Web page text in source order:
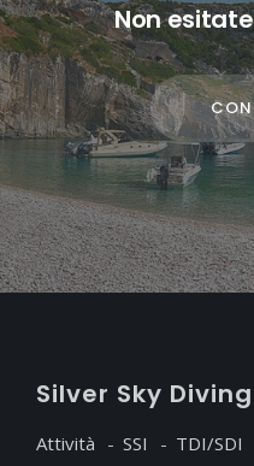
Non
Silver Sky Diving
Attività SSI TDI/SDI